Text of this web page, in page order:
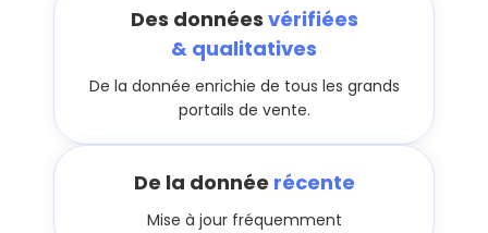
Des données vérifiées
& qualitatives
De la donnée enrichie de tous les grands
portails de vente.
De la donnée récente
Mise à jour fréquemment